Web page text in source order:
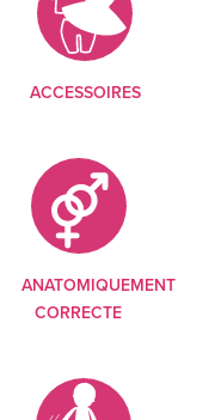
ACCESSOIRES
ANATOMIQUEMENT
CORRECTE